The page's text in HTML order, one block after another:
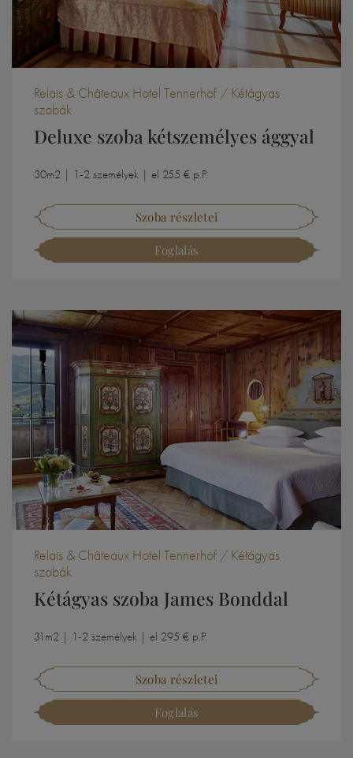
Relais & Châteaux Hotel Tennerhof / Kétágyas
szobák
Deluxe szoba kétszemélyes ággyal
30m2 | 1-2 személyek | el 255 € p.P.
Szoba részletei
Foglalás
Relais & Châteaux Hotel Tennerhof / Kétágyas
szobák
Kétágyas szoba James Bonddal
31m2 | 1-2 személyek | el 295 € p.P.
Szoba részletei
Foglalás